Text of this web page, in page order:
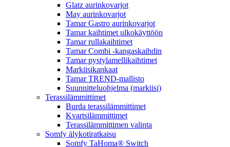
Glatz aurinkovarjot
May aurinkovarjot
Tamar Gastro aurinkovarjot
Tamar kaihtimet ulkokäyttöön
Tamar rullakaihtimet
Tamar Combi -kangaskaihdin
Tamar pystylamellikaihtimet
Markiisikankaat
Tamar TREND-mallisto
Suunnitteluohjelma (markiisi)
Terassilämmittimet
Burda terassilämmittimet
Kvartsilämmittimet
Terassilämmittimen valinta
Somfy älykotiratkaisu
Somfy TaHoma® Switch